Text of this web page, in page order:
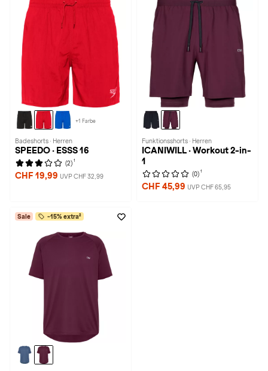
+1 Farbe
Badeshorts · Herren
SPEEDO · ESSS 16
(2) 1
CHF 19,99 UVP CHF 32,99
Funktionsshorts · Herren
ICANIWILL · Workout 2-in-
1
(0) 1
CHF 45,99 UVP CHF 65,95
Sale -15% extra²